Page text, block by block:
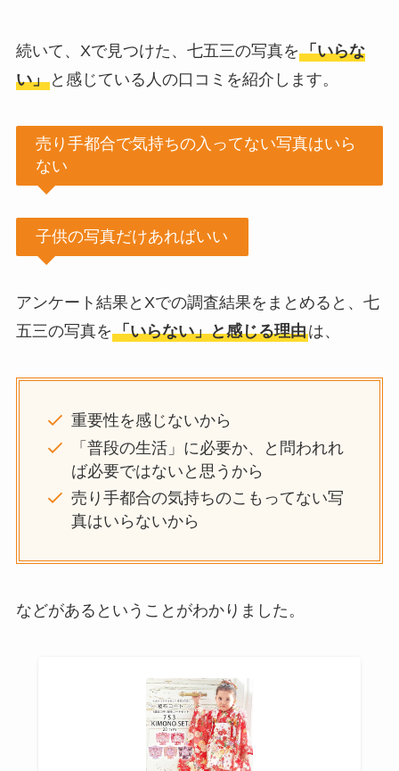
続いて、Xで見つけた、七五三の写真を「いらな
い」と感じている人の口コミを紹介します。
売り手都合で気持ちの入ってない写真はいら
ない
子供の写真だけあればいい
アンケート結果とXでの調査結果をまとめると、七
五三の写真を「いらない」と感じる理由は、
重要性を感じないから
「普段の生活」に必要か、と問われれ
ば必要ではないと思うから
売り手都合の気持ちのこもってない写
真はいらないから
などがあるということがわかりました。